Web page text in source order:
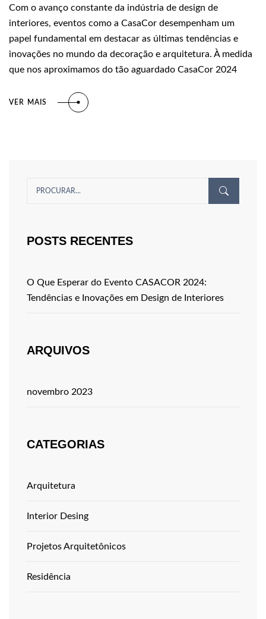
Com o avanço constante da indústria de design de
interiores, eventos como a CasaCor desempenham um
papel fundamental em destacar as últimas tendências e
inovações no mundo da decoração e arquitetura. À medida
que nos aproximamos do tão aguardado CasaCor 2024
VER MAIS
POSTS RECENTES
O Que Esperar do Evento CASACOR 2024:
Tendências e Inovações em Design de Interiores
ARQUIVOS
novembro 2023
CATEGORIAS
Arquitetura
Interior Desing
Projetos Arquitetônicos
Residência